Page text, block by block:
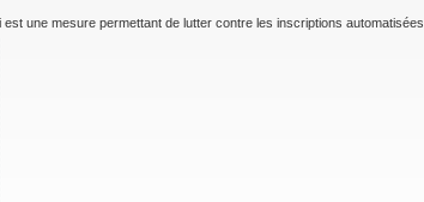
une mesure permettant de lutter contre les inscriptions automatisées.